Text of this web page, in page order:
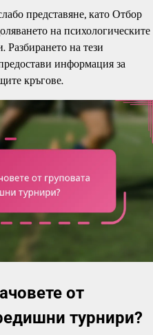
представяне, като Отбор
на психологическите
Разбирането на тези
информация за
кръгове.
от
турнири?